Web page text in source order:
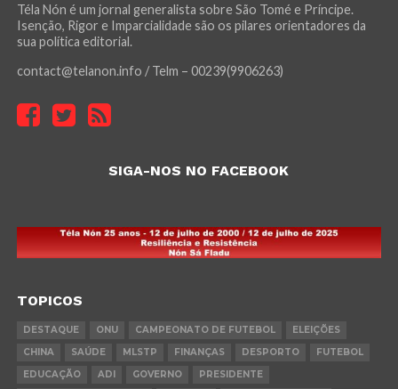
Téla Nón é um jornal generalista sobre São Tomé e Príncipe.
Isenção, Rigor e Imparcialidade são os pilares orientadores da
sua política editorial.
contact@telanon.info / Telm – 00239(9906263)
SIGA-NOS NO FACEBOOK
TOPICOS
DESTAQUE ONU CAMPEONATO DE FUTEBOL
ELEIÇÕES
CHINA
SAÚDE MLSTP FINANÇAS DESPORTO
FUTEBOL
EDUCAÇÃO
ADI GOVERNO
PRESIDENTE